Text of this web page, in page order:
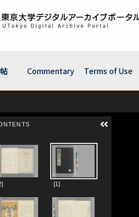
Commentary Terms of Use